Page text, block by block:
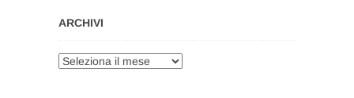
ARCHIVI
Archivi